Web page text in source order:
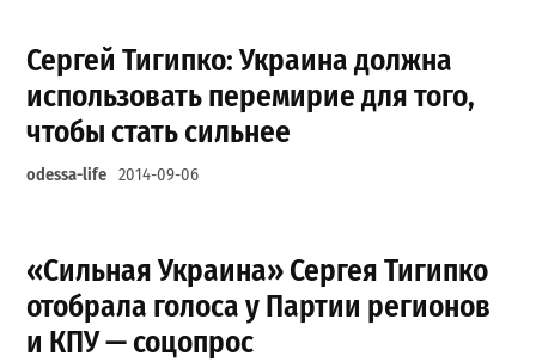
Сергей Тигипко: Украина должна
использовать перемирие для того,
чтобы стать сильнее
odessa-life 2014-09-06
«Сильная Украина» Сергея Тигипко
отобрала голоса у Партии регионов
и КПУ — соцопрос